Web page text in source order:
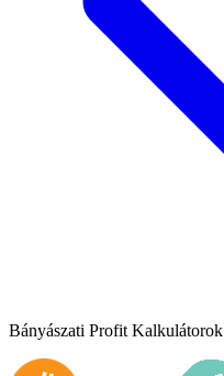
Bányászati Profit Kalkulátorok